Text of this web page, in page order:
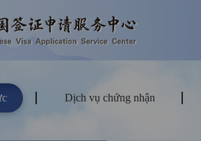
Dịch vụ chứng nhận